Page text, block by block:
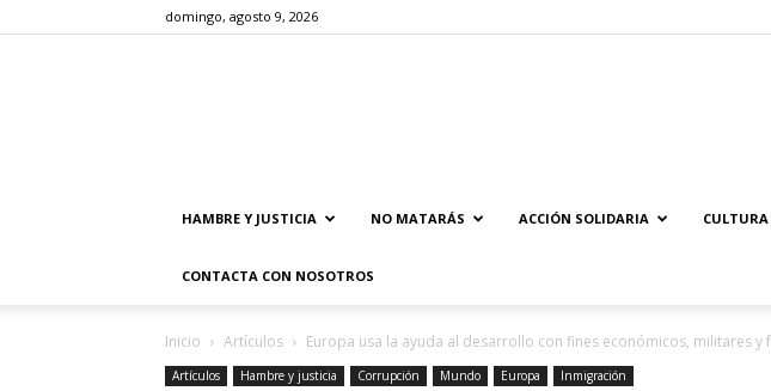
domingo, agosto 9, 2026
HAMBRE Y JUSTICIA NO MATARÁS ACCIÓN SOLIDARIA CULTURA
CONTACTA CON NOSOTROS
Inicio Artículos Europa usa la ayuda al desarrollo con fines económicos, militares y
Artículos Hambre y justicia Corrupción Mundo Europa Inmigración